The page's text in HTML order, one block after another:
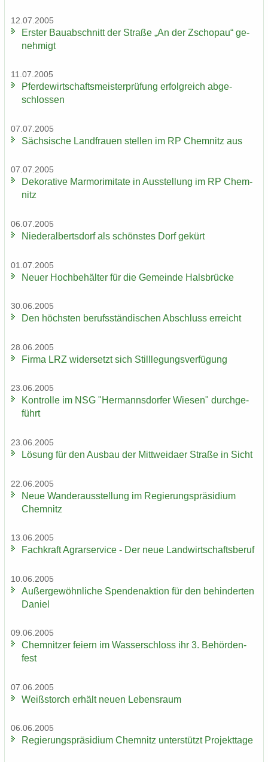
12.07.2005
Ers­ter Bau­ab­schnitt der Stra­ße „An der Zscho­pau“ ge­
neh­migt
11.07.2005
Pfer­de­wirt­schafts­meis­ter­prü­fung er­folg­reich ab­ge­
schlos­sen
07.07.2005
Säch­si­sche Land­frau­en stel­len im RP Chem­nitz aus
07.07.2005
De­ko­ra­ti­ve Mar­mo­r­imi­ta­te in Aus­stel­lung im RP Chem­
nitz
06.07.2005
Nie­der­al­berts­dorf als schöns­tes Dorf ge­kürt
01.07.2005
Neuer Hoch­be­häl­ter für die Ge­mein­de Hals­brü­cke
30.06.2005
Den höchs­ten be­rufs­stän­di­schen Ab­schluss er­reicht
28.06.2005
Firma LRZ wi­der­setzt sich Still­le­gungs­ver­fü­gung
23.06.2005
Kon­trol­le im NSG "Her­manns­dor­fer Wie­sen" durch­ge­
führt
23.06.2005
Lö­sung für den Aus­bau der Mitt­wei­da­er Stra­ße in Sicht
22.06.2005
Neue Wan­der­aus­stel­lung im Re­gie­rungs­prä­si­di­um
Chem­nitz
13.06.2005
Fach­kraft Agrar­ser­vice - Der neue Land­wirt­schafts­be­ruf
10.06.2005
Au­ßer­ge­wöhn­li­che Spen­den­ak­ti­on für den be­hin­der­ten
Da­ni­el
09.06.2005
Chem­nit­zer fei­ern im Was­ser­schloss ihr 3. Be­hör­den­
fest
07.06.2005
Weiß­storch er­hält neuen Le­bens­raum
06.06.2005
Re­gie­rungs­prä­si­di­um Chem­nitz un­ter­stützt Pro­jekt­ta­ge